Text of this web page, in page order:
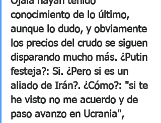
conocimiento de lo último,
aunque lo dudo, y obviamente
los precios del crudo se siguen
disparando mucho más. ¿Putin
festeja?: Si. ¿Pero si es un
aliado de Irán?. ¿Cómo?: "si te
he visto no me acuerdo y de
paso avanzo en Ucrania",